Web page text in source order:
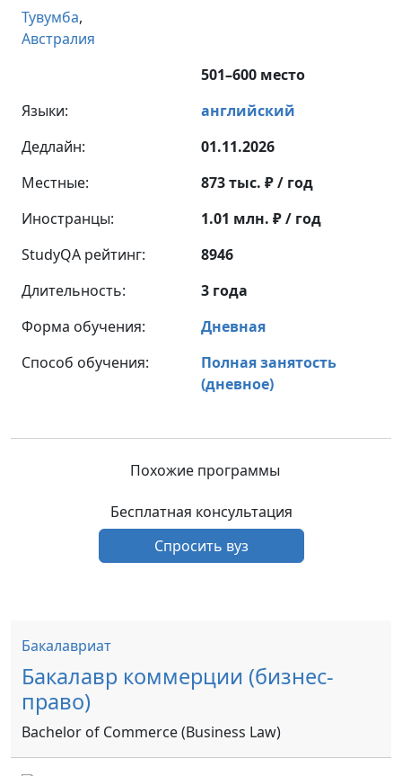
Тувумба,
Австралия
501–600 место
Языки:
английский
Дедлайн:
01.11.2026
Местные:
873 тыс. ₽ / год
Иностранцы:
1.01 млн. ₽ / год
StudyQA рейтинг:
8946
Длительность:
3 года
Форма обучения:
Дневная
Способ обучения:
Полная занятость
(дневное)
Похожие программы
Бесплатная консультация
Спросить вуз
Бакалавриат
Бакалавр коммерции (бизнес-
право)
Bachelor of Commerce (Business Law)